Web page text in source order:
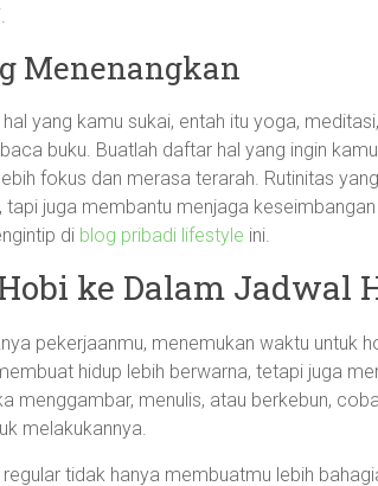
Menenangkan
yang kamu sukai, entah itu yoga,
buku. Buatlah daftar hal yang ingin
fokus dan merasa terarah. Rutinitas
juga membantu menjaga
di blog pribadi lifestyle ini.
ke Dalam Jadwal
pekerjaanmu, menemukan waktu untuk
hidup lebih berwarna, tetapi juga
menggambar, menulis, atau berkebun,
melakukannya.
tidak hanya membuatmu lebih